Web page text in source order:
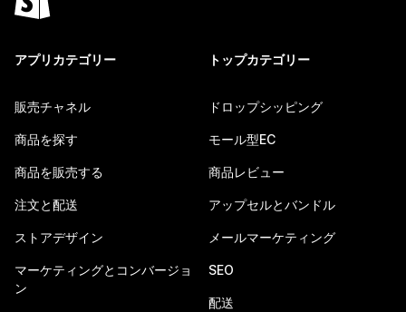
アプリカテゴリー
販売チャネル
商品を探す
商品を販売する
注文と配送
ストアデザイン
マーケティングとコンバージョ
ン
トップカテゴリー
ドロップシッピング
モール型EC
商品レビュー
アップセルとバンドル
メールマーケティング
SEO
配送